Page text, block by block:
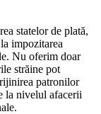
statelor de plată,
impozitarea
Nu oferim doar
străine pot
patronilor
la nivelul afacerii